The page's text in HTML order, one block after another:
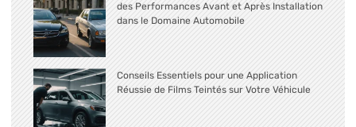
des Performances Avant et Après Installation
dans le Domaine Automobile
Conseils Essentiels pour une Application
Réussie de Films Teintés sur Votre Véhicule